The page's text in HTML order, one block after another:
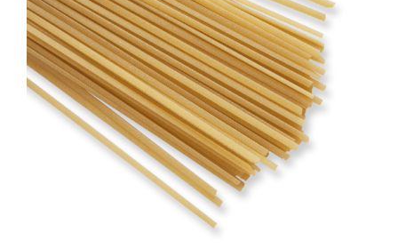
GLI
AGRICOLTORI
SOSTENIBILITÀ
BASILICATA
LA
PASTA
LA
TRADIZIONALE